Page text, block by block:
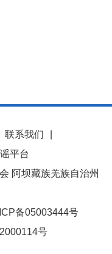
联系我们
平台
阿坝藏族羌族自治州
备05003444号
号